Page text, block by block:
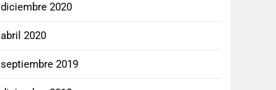
diciembre 2020
abril 2020
septiembre 2019